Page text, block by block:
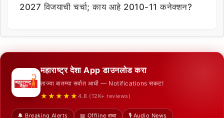
2027 विजयाची चर्चा; काय आहे 2010-11 कनेक्शन?
महाराष्ट्र देशा App डाउनलोड करा
ताज्या बातम्या सर्वात आधी — Notifications सकट!
★★★★★ 4.8 (12K+ reviews)
🔔 Breaking Alerts 📖 Offline वाचा
🎙️ Audio News